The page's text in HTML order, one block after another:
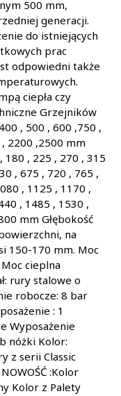
500 mm,
generacji.
do istniejących
prac
odpowiedni także
ciepła czy
Grzejników
, 500 , 600 ,750 ,
2200 ,2500 mm
180 , 225 , 270 , 315
, 675 , 720 , 765 ,
, 1125 , 1170 ,
, 1485 , 1530 ,
mm Głębokość
na
150-170 mm. Moc
cieplna
rury stalowe o
robocze: 8 bar
: 1
Wyposażenie
nóżki Kolor:
z serii Classic
:Kolor
Kolor z Palety